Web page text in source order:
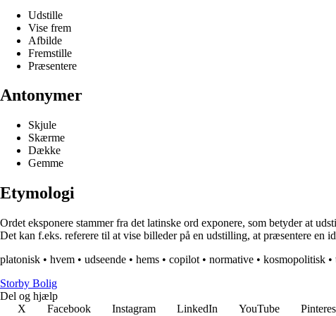
Udstille
Vise frem
Afbilde
Fremstille
Præsentere
Antonymer
Skjule
Skærme
Dække
Gemme
Etymologi
Ordet eksponere stammer fra det latinske ord exponere, som betyder at
Det kan f.eks. referere til at vise billeder på en udstilling, at præsentere en
platonisk • hvem • udseende • hems • copilot • normative • kosmopolitisk •
Storby Bolig
Del og hjælp
X
Facebook Instagram LinkedIn YouTube